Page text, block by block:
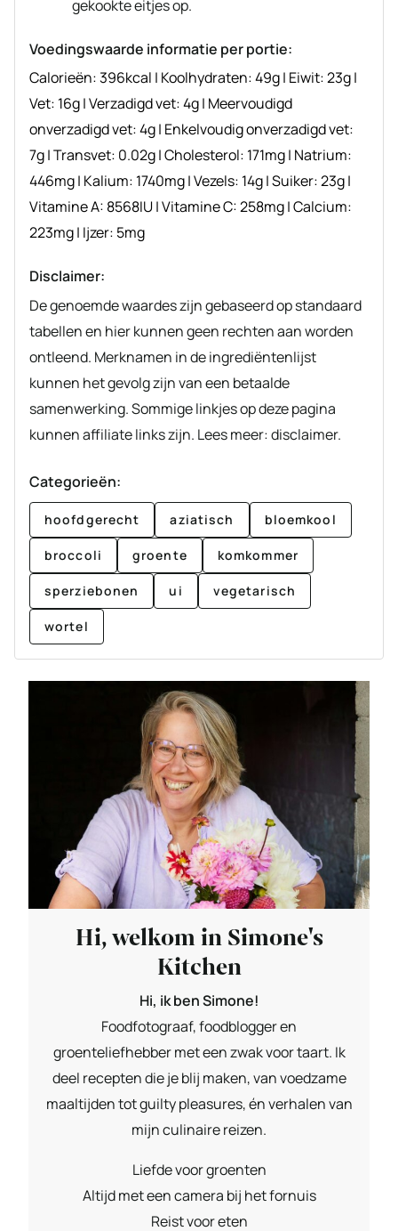
gekookte eitjes op.
Voedingswaarde informatie per portie:
Calorieën:396kcal | Koolhydraten:49g| Eiwit:23g|
Vet: 16g|Verzadigd vet:4g| Meervoudigd
onverzadigd vet:4g| Enkelvoudig onverzadigd vet:
7g|Transvet: 0.02g|Cholesterol: 171mg| Natrium:
446mg| Kalium: 1740mg|Vezels: 14g|Suiker:23g|
Vitamine A: 8568IU|Vitamine C:258mg|Calcium:
223mg| Ijzer: 5mg
Disclaimer:
De genoemde waardes zijn gebaseerd op standaard
tabellen en hier kunnen geen rechten aan worden
ontleend. Merknamen in de ingrediëntenlijst
kunnen het gevolg zijn van een betaalde
samenwerking. Sommige linkjes op deze pagina
kunnen affiliate links zijn. Lees meer: disclaimer.
Categorieën:
hoofdgerecht aziatisch bloemkool
broccoli groente komkommer
sperziebonen ui vegetarisch
wortel
Hi, welkom in Simone's
Kitchen
Hi, ik ben Simone!
Foodfotograaf, foodblogger en
groenteliefhebber met een zwak voor taart. Ik
deel recepten die je blij maken, van voedzame
maaltijden tot guilty pleasures, én verhalen van
mijn culinaire reizen.
Liefde voor groenten
Altijd met een camera bij het fornuis
Reist voor eten